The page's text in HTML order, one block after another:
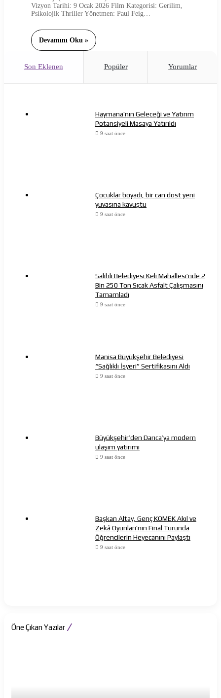
Vizyon Tarihi: 9 Ocak 2026 Film Kategorisi: Gerilim,
Psikolojik Thriller Yönetmen: Paul Feig…
Devamını Oku »
Son Eklenen Popüler Yorumlar
Haymana’nın Geleceği ve Yatırım
Potansiyeli Masaya Yatırıldı
9 saat önce
Çocuklar boyadı, bir can dost yeni
yuvasına kavuştu
9 saat önce
Salihli Belediyesi Keli Mahallesi’nde 2
Bin 250 Ton Sıcak Asfalt Çalışmasını
Tamamladı
9 saat önce
Manisa Büyükşehir Belediyesi
“Sağlıklı İşyeri” Sertifikasını Aldı
9 saat önce
Büyükşehir’den Darıca’ya modern
ulaşım yatırımı
9 saat önce
Başkan Altay, Genç KOMEK Akıl ve
Zekâ Oyunları’nın Final Turunda
Öğrencilerin Heyecanını Paylaştı
9 saat önce
Öne Çıkan Yazılar